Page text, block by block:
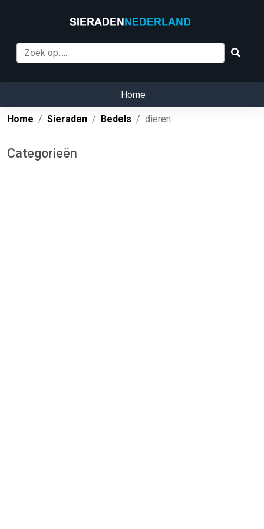
Home
Home Sieraden Bedels dieren
Categorieën